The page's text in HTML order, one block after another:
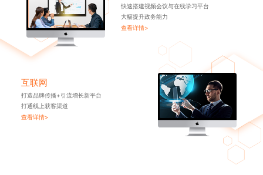
快速搭建视频会议与在线学习平台
大幅提升政务能力
查看详情>
互联网
打造品牌传播+引流增长新平台
打通线上获客渠道
查看详情>